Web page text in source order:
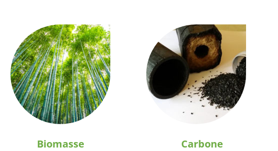
Biomasse Carbone